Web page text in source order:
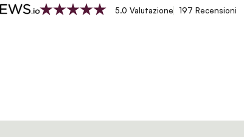
5.0 Valutazione 197 Recensioni